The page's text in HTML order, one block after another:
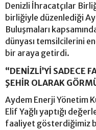
Denizli İhracatçılar
birliğiyle düzenlediği
Buluşmaları
dünyası temsilcilerini
bir araya getirdi.
“DENİZLİ’Yİ SADECE
ŞEHİR OLARAK
Aydem Enerji Yönetim
Elif Yağlı yaptığı
faaliyet gösterdiğimiz